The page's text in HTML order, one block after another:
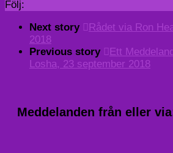
Följ:
Next story
Rådet via Ron
2018
Previous story
Ett
Losha, 23 september 2018
Meddelanden från eller